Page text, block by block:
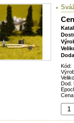
Kód:
Dod.